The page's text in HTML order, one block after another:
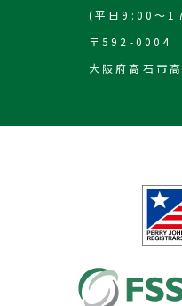
(平日9:00～
〒592-0004
大阪府高石市